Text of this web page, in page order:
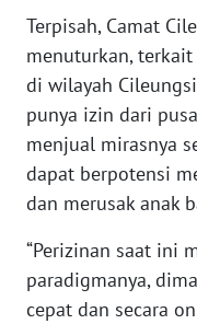
Terpisah, Camat
menuturkan,
di wilayah
punya izin dari
menjual mirasnya
dapat berpotensi
dan merusak anak
“Perizinan saat ini
paradigmanya,
cepat dan secara
WN
SUMSEL
WN
BENGKULU
LAMPUNG